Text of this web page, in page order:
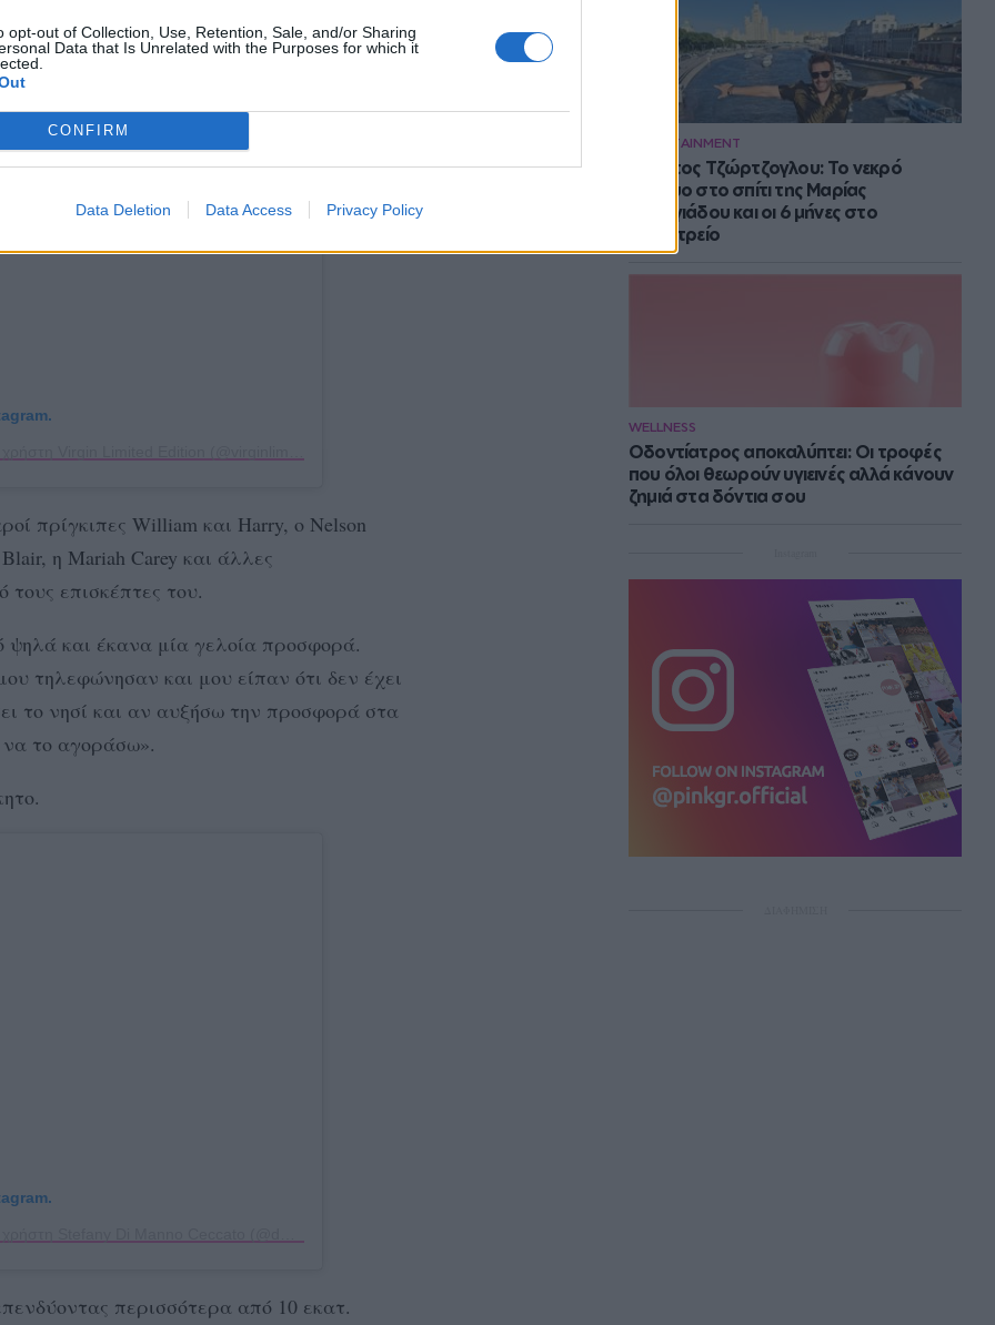
opt-out of Collection, Use, Retention, Sale, and/or Sharing
Data that Is Unrelated with the Purposes for which it
CONFIRM
Data Deletion Data Access Privacy Policy
ENTERTAINMENT
Στράτος Τζώρτζογλου: Το νεκρό
έμβρυο στο σπίτι της Μαρίας
Γεωργιάδου και οι 6 μήνες στο
ψυχιατρείο
WELLNESS
Οδοντίατρος αποκαλύπτει: Οι τροφές
που όλοι θεωρούν υγιεινές αλλά κάνουν
ζημιά στα δόντια σου
Από πού να ξεκινήσουμε;
πρίγκιπες William και Harry, o Nelson
η Mariah Carey και άλλες
τους επισκέπτες του.
ψηλά και έκανα μία γελοία προσφορά.
τηλεφώνησαν και μου είπαν ότι δεν έχει
το νησί και αν αυξήσω την προσφορά στα
το αγοράσω».
περισσότερα από 10 εκατ.